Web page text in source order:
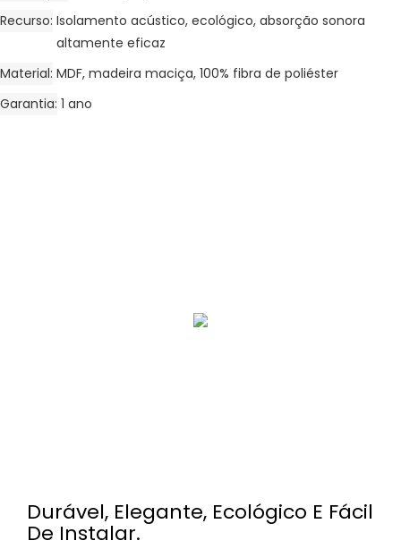
Recurso Isolamento acústico, ecológico, absorção sonora
altamente eficaz
Material MDF, madeira maciça, 100% fibra de poliéster
Garantia 1 ano
Durável, Elegante, Ecológico E Fácil
De Instalar.